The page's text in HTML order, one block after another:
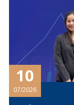
10
07/2026